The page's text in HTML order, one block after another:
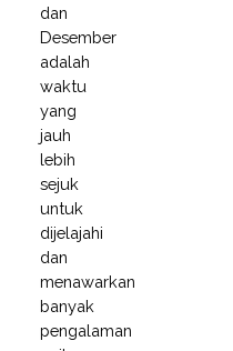
dan
Desember
adalah
waktu
yang
jauh
lebih
sejuk
untuk
dijelajahi
dan
menawarkan
banyak
pengalaman